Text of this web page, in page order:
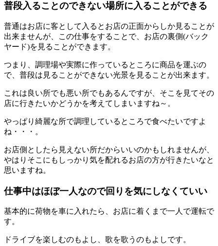
普段入ることのできない場所に入ることができる
普通はお店に客として入るとお店の正面からしか見ることが
出来ませんが、この仕事をすることで、お店の裏側(バック
ヤード)を見ることができます。
つまり、調理場や実際に作っているところに商品を運ぶの
で、普段は見ることができない光景を見ることが出来ます。
これは良い所でも悪い所でもあるんですが、そこを見てその
店に行きたいかどうかを考えてしまいますね～。
やっぱり綺麗な所で調理しているところで食べたいですよ
ね・・・。
お店側としたら見えない所だからいいのかもしれませんが、
やはりそこにもしっかり気を配れるお店の方が行きたいなと
思いますね。
仕事中はほぼ一人なので回りを気にしなくていい
基本的に荷物を車に入れたら、お店に着くまで一人で運転で
す。
ドライブを楽しむのもよし、歌を歌うのもよしです。